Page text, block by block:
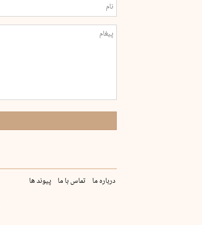
درباره ما تماس با ما پیوند ها